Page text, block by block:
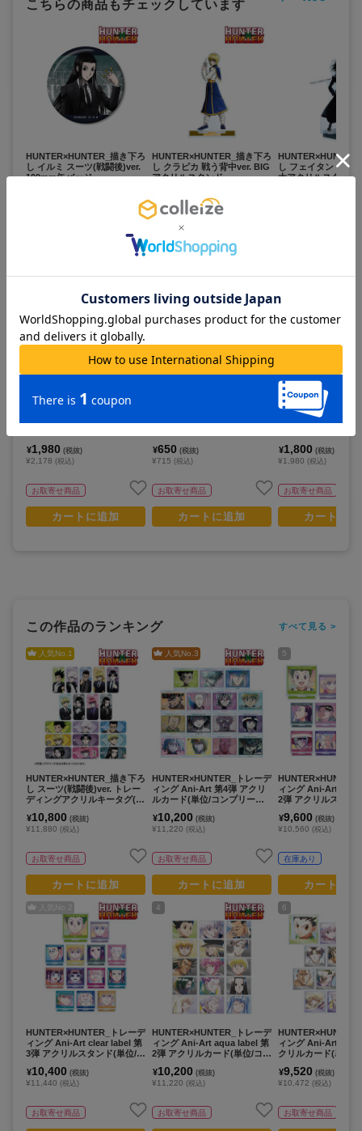
こちらの商品もチェックしています
HUNTER×HUNTER_描き下ろ
し イルミ スーツ(戦闘後)ver.
100mm缶バッジ
HUNTER×HUNTER_キルア A
¥1,980 (税抜)
¥2,178 (税込)
お取寄せ商品
カートに追加
HUNTER×HUNTER_描き下ろ
し クラピカ 戦う背中ver. BIG
アクリルスタンド
(税抜)
¥1,980 (税込)
¥650 (税抜)
¥715 (税込)
お取寄せ商品
カートに追加
し フェイタン 戦う
大アクリルスタンド
し イルミ 歩みver.
¥1,800 (税抜)
¥1,980 (税込)
お取寄せ商品
カートに
この作品のランキング すべて見る >
人気No.1
HUNTER×HUNTER_描き下ろ
し スーツ(戦闘後)ver. トレー
ディングアクリルキータグ(単
18パック入り】
¥10,800 (税抜)
¥11,880 (税込)
お取寄せ商品
カートに追加
人気No. 2
HUNTER×HUNTER_トレーデ
ィング Ani-Art clear label 第
3弾 アクリルスタンド(単位/B
¥10,400 (税抜)
¥11,440 (税込)
お取寄せ商品
人気No.3
HUNTER×HUNTER_トレーデ
ィング Ani-Art 第4弾 アクリ
ルカード(単位/コンプリートB
¥10,200 (税抜)
¥11,220 (税込)
お取寄せ商品
カートに追加
4
HUNTER×HUNTER_トレーデ
ィング Ani-Art aqua label 第
2弾 アクリルカード(単位/コン
ク入り】
¥10,200 (税抜)
¥11,220 (税込)
お取寄せ商品
5
ィング Ani-Art
2弾 アクリルスタン
¥9,600 (税抜)
¥10,560 (税込)
在庫あり
カートに
6
ィング Ani-Art
クリルカード(単位/
¥9,520 (税抜)
¥10,472 (税込)
お取寄せ商品